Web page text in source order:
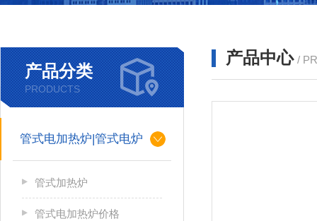
产品分类
PRODUCTS
管式电加热炉|管式电炉
管式加热炉
管式电加热炉价格
产品中心 /